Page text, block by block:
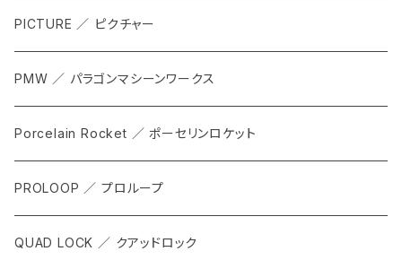
ACCESSORIES
ALL
CARRIER & RACKS
COCKPIT
TOOL
PICTURE ／ ピクチャー
PMW ／ パラゴンマシーンワークス
Porcelain Rocket ／ ポーセリンロケット
PROLOOP ／ プロループ
QUAD LOCK ／ クアッドロック